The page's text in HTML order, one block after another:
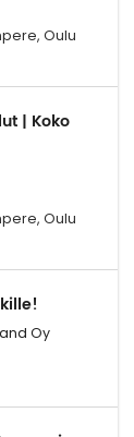
Oulu
| Koko
Oulu
Oy